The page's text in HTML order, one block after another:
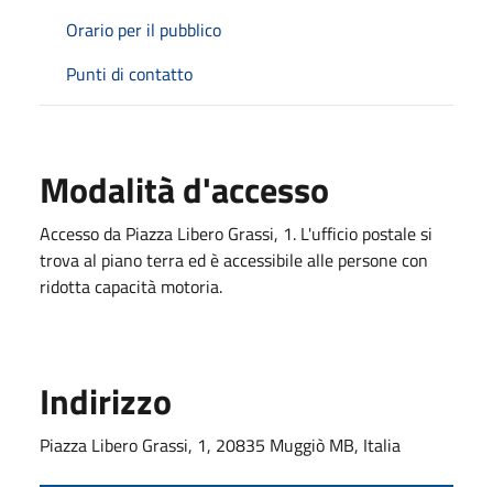
Orario per il pubblico
Punti di contatto
Modalità d'accesso
Accesso da Piazza Libero Grassi, 1. L'ufficio postale si
trova al piano terra ed è accessibile alle persone con
ridotta capacità motoria.
Indirizzo
Piazza Libero Grassi, 1, 20835 Muggiò MB, Italia